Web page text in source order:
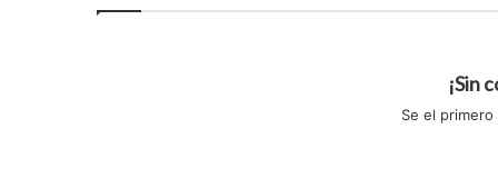
¡Sin
Se el